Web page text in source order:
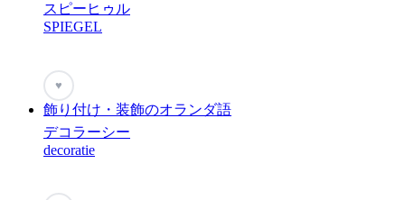
スピーヒゥル
SPIEGEL
♥
飾り付け・装飾のオランダ語
デコラーシー
decoratie